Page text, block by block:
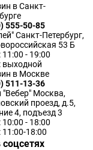
в Санкт-
555-50-85
Санкт-Петербург,
53 Б
11:00 - 19:00
выходной
в Москве
511-13-36
"Вебер" Москва,
проезд, д.5,
4, подъезд 3
10:00 - 18:00
11:00-18:00